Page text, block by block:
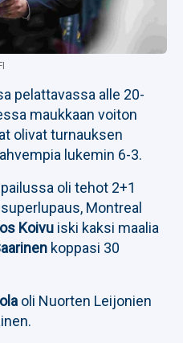
pelattavassa alle 20-
maukkaan voiton
olivat turnauksen
lukemin 6-3.
oli tehot 2+1
Montreal
Koivu iski kaksi maalia
koppasi 30
oli Nuorten Leijonien